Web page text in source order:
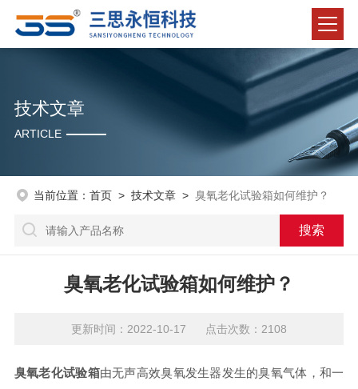
技术文章
ARTICLE
当前位置： 首页> 技术文章> 臭氧老化试验箱如何维护？
臭氧老化试验箱如何维护？
更新时间：2022-10-17 点击次数：2108
臭氧老化试验箱由无声高效臭氧发生器发生的臭氧气体，和一